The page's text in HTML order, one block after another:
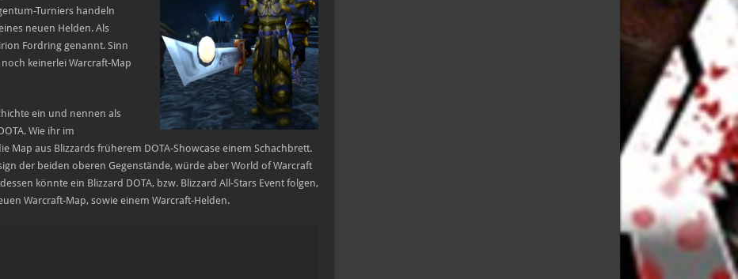
Turniers handeln
neuen Helden. Als
Fordring genannt. Sinn
keinerlei Warcraft-Map
ein und nennen als
Wie ihr im
Map aus Blizzards früherem DOTA-Showcase einem Schachbrett.
der beiden oberen Gegenstände, würde aber World of Warcraft
könnte ein Blizzard DOTA, bzw. Blizzard All-Stars Event folgen,
Warcraft-Map, sowie einem Warcraft-Helden.